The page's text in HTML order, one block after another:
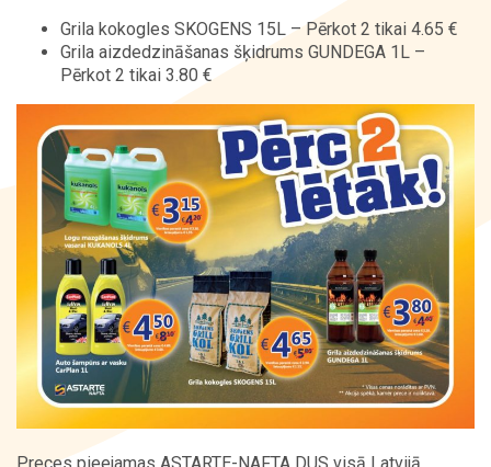
Kontakti
Grila kokogles SKOGENS 15L – Pērkot 2 tikai 4.65 €
Grila aizdedzināšanas šķidrums GUNDEGA 1L –
Pērkot 2 tikai 3.80 €
Preces pieejamas ASTARTE-NAFTA DUS visā Latvijā.